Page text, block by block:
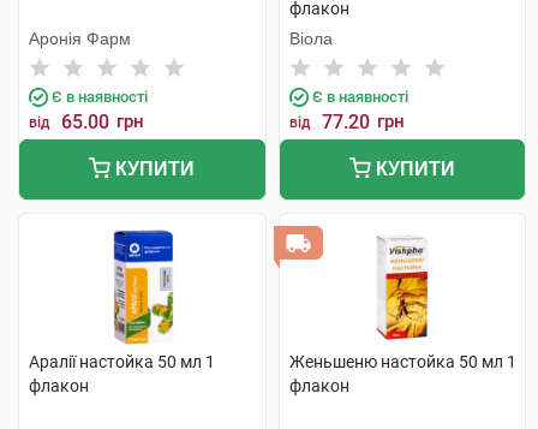
Аронія Фарм
Є в наявності
від 65.00 грн
КУПИТИ
флакон
Віола
Є в наявності
від 77.20 грн
КУПИТИ
Аралії настойка 50 мл 1
флакон
Женьшеню настойка 50 мл 1
флакон